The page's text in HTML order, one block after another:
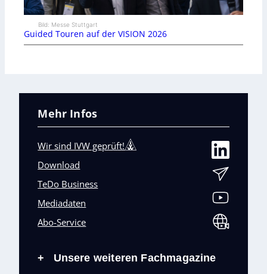
Bild: Messe Stuttgart
Guided Touren auf der VISION 2026
Mehr Infos
Wir sind IVW geprüft!
Download
TeDo Business
Mediadaten
Abo-Service
+ Unsere weiteren Fachmagazine